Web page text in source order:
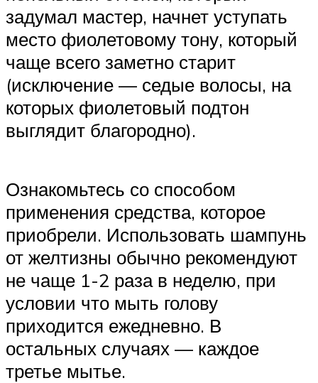
задумал мастер, начнет уступать
место фиолетовому тону, который
чаще всего заметно старит
(исключение — седые волосы, на
которых фиолетовый подтон
выглядит благородно).
Ознакомьтесь со способом
применения средства, которое
приобрели. Использовать шампунь
от желтизны обычно рекомендуют
не чаще 1-2 раза в неделю, при
условии что мыть голову
приходится ежедневно. В
остальных случаях — каждое
третье мытье.